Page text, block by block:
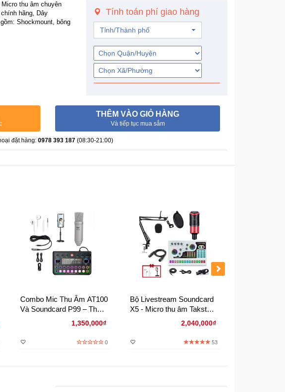
thu âm chuyên
hãng, Dây
Shockmount, bông
Tính toán phí giao hàng
Tỉnh/Thành phố
THÊM VÀO GIỎ HÀNG
Và tiếp tục mua sắm
đặt hàng: 0978 393 187 (08:30-21:00)
Combo Mic Thu Âm AT100
Và Soundcard P99 – Thu
Âm Rõ Nét Livestream
1,350,000₫
0
Bộ Livestream Soundcard
X5 - Micro thu âm Takstar
2,040,000₫
53